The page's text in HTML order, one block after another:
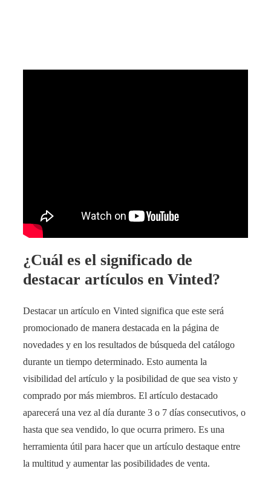
¿Cuál es el significado de
destacar artículos en Vinted?
Destacar un artículo en Vinted significa que este será
promocionado de manera destacada en la página de
novedades y en los resultados de búsqueda del catálogo
durante un tiempo determinado. Esto aumenta la
visibilidad del artículo y la posibilidad de que sea visto y
comprado por más miembros. El artículo destacado
aparecerá una vez al día durante 3 o 7 días consecutivos, o
hasta que sea vendido, lo que ocurra primero. Es una
herramienta útil para hacer que un artículo destaque entre
la multitud y aumentar las posibilidades de venta.